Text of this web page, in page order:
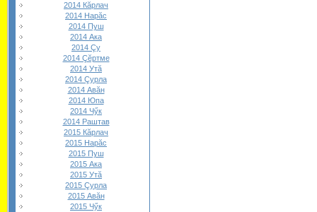
2014 Кăрлач
2014 Нарăс
2014 Пуш
2014 Ака
2014 Çу
2014 Çĕртме
2014 Утă
2014 Çурла
2014 Авăн
2014 Юпа
2014 Чӳк
2014 Раштав
2015 Кăрлач
2015 Нарăс
2015 Пуш
2015 Ака
2015 Утă
2015 Çурла
2015 Авăн
2015 Чӳк